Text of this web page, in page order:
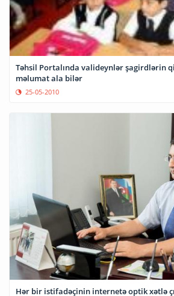
Təhsil Portalında valideynlər şagirdlərin
məlumat ala bilər
25-05-2010
Hər bir istifadəçinin internetə optik xətlə